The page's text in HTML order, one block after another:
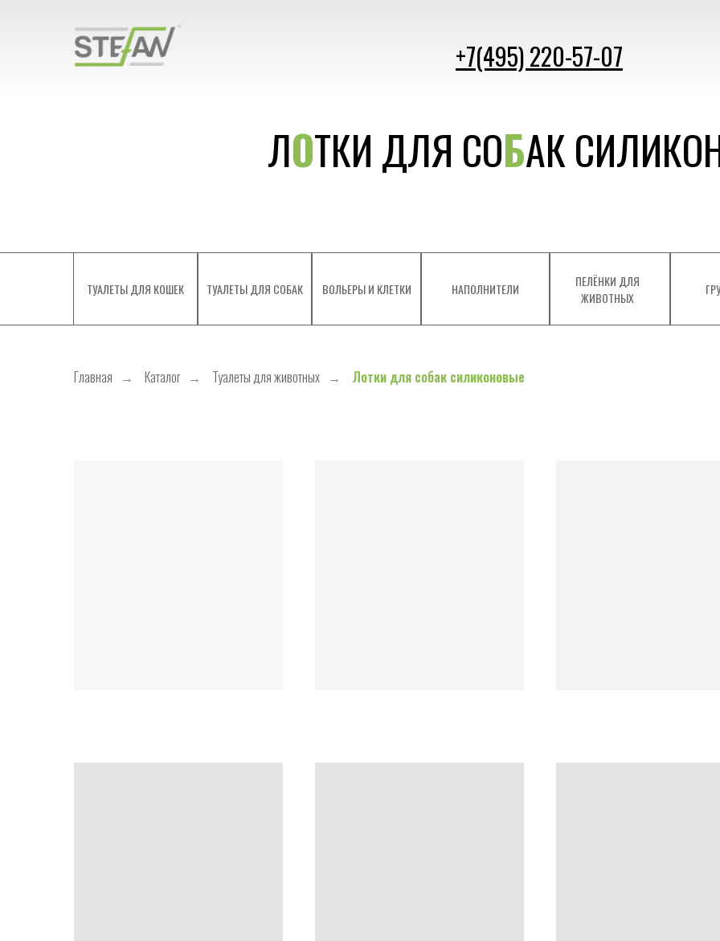
+7(495) 220-57-07
ЛОТКИ ДЛЯ СОБАК
ПЕЛЁНКИ ДЛЯ
ЖИВОТНЫХ
НАПОЛНИТЕЛИ
ТУАЛЕТЫ ДЛЯ КОШЕК ТУАЛЕТЫ ДЛЯ СОБАК ВОЛЬЕРЫ И КЛЕТКИ
Главная → Каталог → Туалеты для животных → Лотки для собак силиконовые